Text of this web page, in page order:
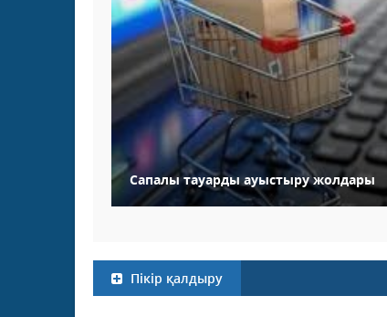
Сапалы тауарды ауыстыру жолдары
Пікір қалдыру